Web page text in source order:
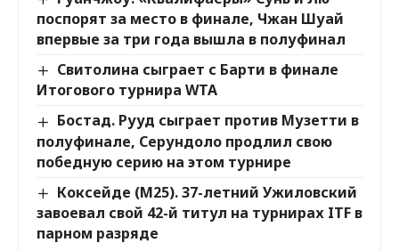
поспорят за место в финале, Чжан Шуай
впервые за три года вышла в полуфинал
Свитолина сыграет с Барти в финале
Итогового турнира WTA
Бостад. Рууд сыграет против Музетти в
полуфинале, Серундоло продлил свою
победную серию на этом турнире
Коксейде (М25). 37-летний Ужиловский
завоевал свой 42-й титул на турнирах ITF в
парном разряде